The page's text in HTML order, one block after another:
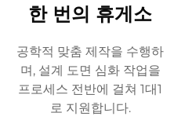
한 번의 휴게소
공학적 맞춤 제작을 수행하
며, 설계 도면 심화 작업을
프로세스 전반에 걸쳐 1대1
로 지원합니다.